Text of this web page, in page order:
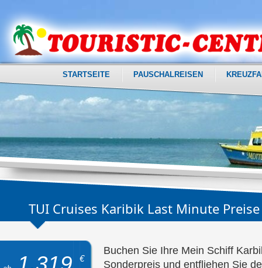
STARTSEITE PAUSCHALREISEN
TUI Cruises Karibik Last Minute Preise
€
Buchen Sie Ihre Mein Schiff
Sonderpreis und entfliehen Sie